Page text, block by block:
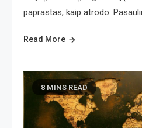
paprastas, kaip atrodo.
Read More
8 MINS READ